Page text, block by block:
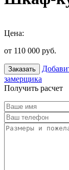
Цена:
от 110 000 руб.
Заказать
замерщика
Получить расчет